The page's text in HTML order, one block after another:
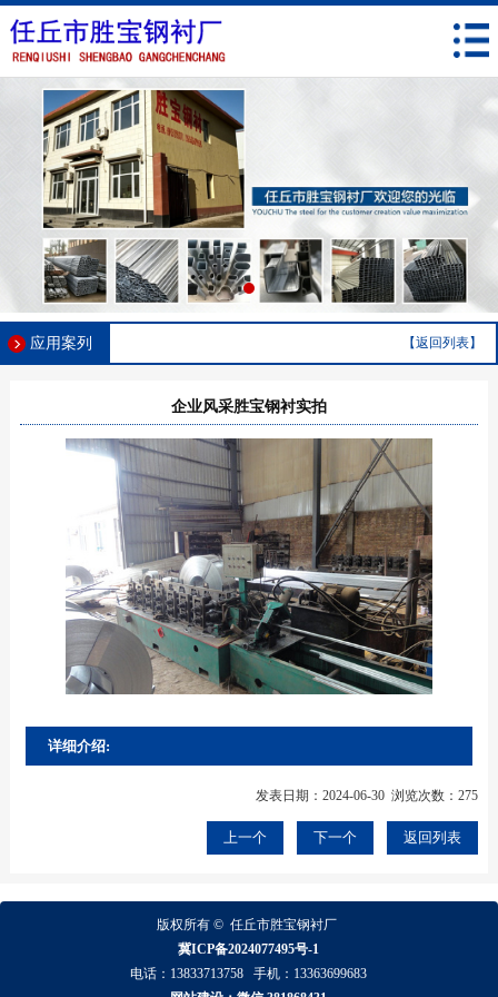
应用案列 【返回列表】
企业风采胜宝钢衬实拍
详细介绍:
发表日期：2024-06-30 浏览次数：275
上一个 下一个 返回列表
版权所有 ©任丘市胜宝钢衬厂
冀ICP备2024077495号-1
电话： 13833713758 手机： 13363699683